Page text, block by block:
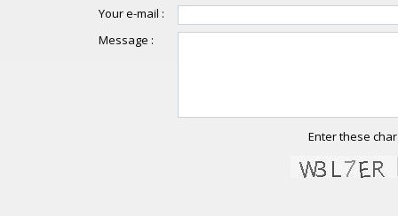
Your e-mail :
Message :
Enter these